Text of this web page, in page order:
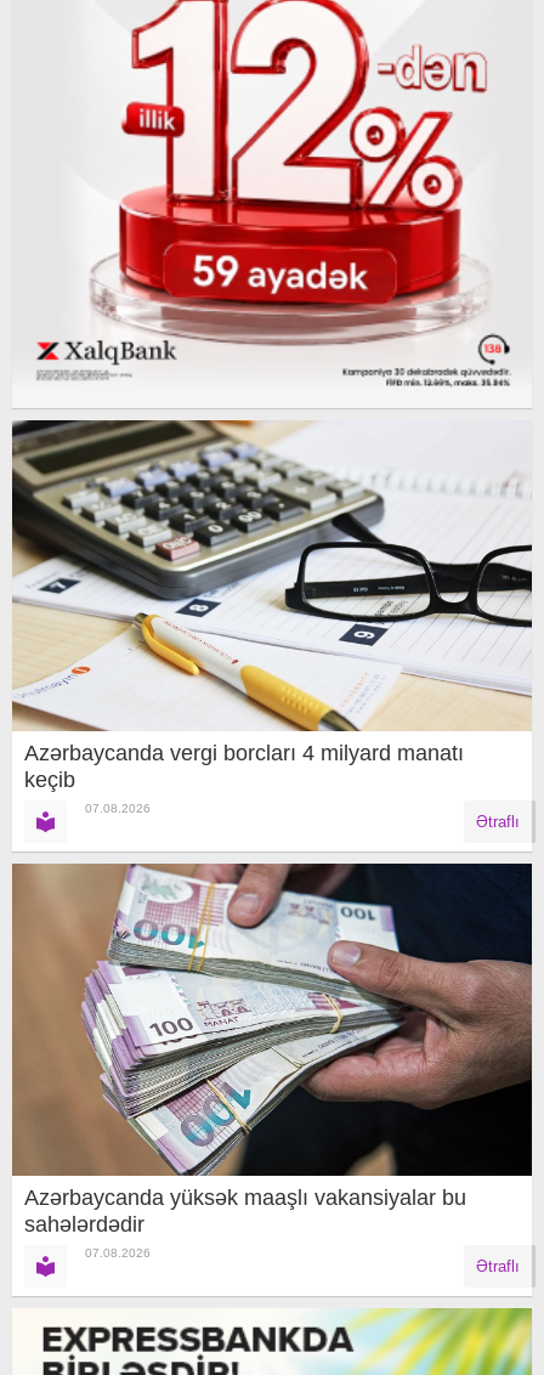
Azərbaycanda vergi borcları 4 milyard manatı
keçib
07.08.2026
Ətraflı
Azərbaycanda yüksək maaşlı vakansiyalar bu
sahələrdədir
07.08.2026
Ətraflı